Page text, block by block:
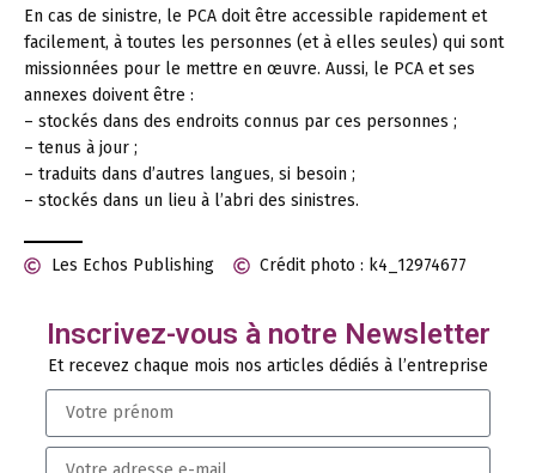
En cas de sinistre, le PCA doit être accessible rapidement et
facilement, à toutes les personnes (et à elles seules) qui sont
missionnées pour le mettre en œuvre. Aussi, le PCA et ses
annexes doivent être :
– stockés dans des endroits connus par ces personnes ;
– tenus à jour ;
– traduits dans d’autres langues, si besoin ;
– stockés dans un lieu à l’abri des sinistres.
Les Echos Publishing Crédit photo : k4_12974677
Inscrivez-vous à notre Newsletter
Et recevez chaque mois nos articles dédiés à l’entreprise